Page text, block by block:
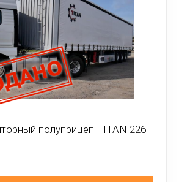
полуприцеп TITAN 226